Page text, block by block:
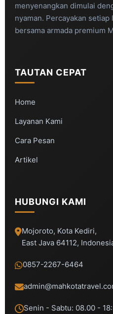
menyenangkan dimulai
nyaman. Percayakan
bersama armada premium
TAUTAN CEPAT
Home
Layanan Kami
Cara Pesan
Artikel
HUBUNGI KAMI
Mojoroto, Kota Kediri,
East Java 64112,
0857-2267-6464
Senin - Sabtu: 08.00 -